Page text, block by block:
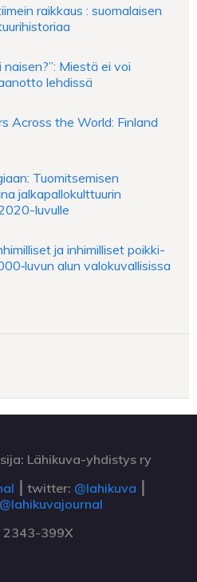
raikkaus : suomalaisen
Miestä ei voi
lehdissä
Across the World: Finland
Tuomitsemisen
jalkapallokulttuurin
luvulle
ja inhimilliset poikki-
alun valokuvallisissa
Lähikuva-yhdistys ry
⎮ twitter: @lahikuva
@lahikuvajournal
2343-399X